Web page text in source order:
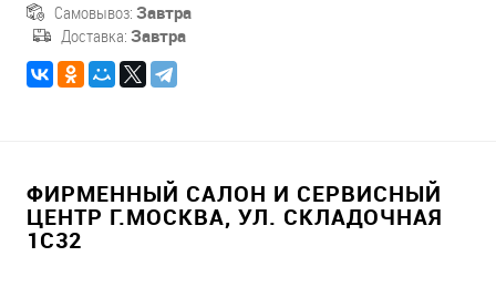
Самовывоз: Завтра
Доставка: Завтра
ФИРМЕННЫЙ САЛОН И СЕРВИСНЫЙ
ЦЕНТР Г.МОСКВА, УЛ. СКЛАДОЧНАЯ
1С32